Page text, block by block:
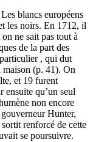
blancs européens
les noirs. En 1712, il
ne sait pas tout à
de la part des
, qui dut
maison (p. 41). On
et 19 furent
ensuite qu’un seul
non encore
Hunter,
renforcé de cette
se poursuivre.